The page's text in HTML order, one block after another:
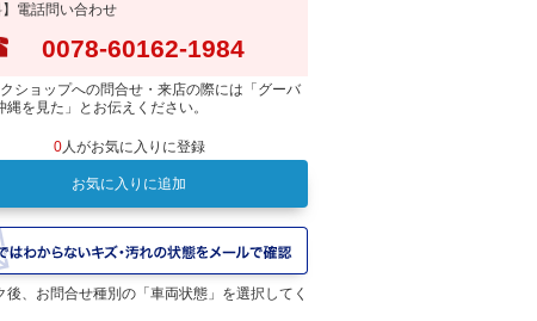
】電話問い合わせ
0078-60162-1984
ショップへの問合せ・来店の際には「グーバ
縄を見た」とお伝えください。
0人がお気に入りに登録
お気に入りに追加
後、お問合せ種別の「車両状態」を選択してく